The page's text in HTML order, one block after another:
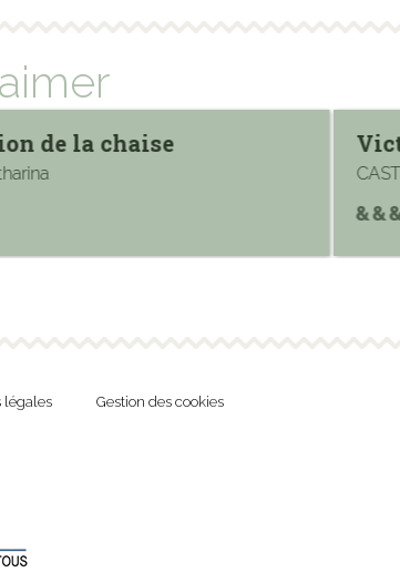
de la chaise
légales Gestion des cookies